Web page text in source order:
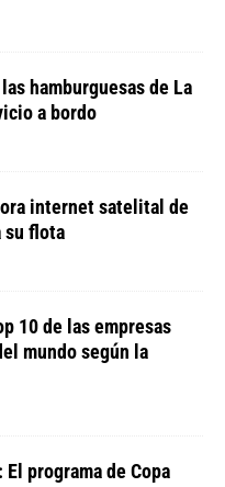
hamburguesas de La
a bordo
internet satelital de
su flota
10 de las empresas
mundo según la
El programa de Copa